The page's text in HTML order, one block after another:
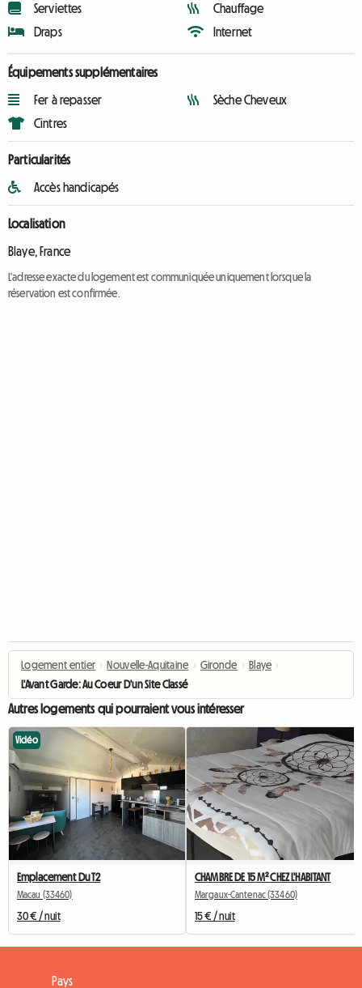
Serviettes
Draps
Chauffage
Internet
Équipements supplémentaires
Fer à repasser
Cintres
Sèche Cheveux
Particularités
Accès handicapés
Localisation
Blaye, France
L'adresse exacte du logement est communiquée uniquement lorsque la
réservation est confirmée.
Logement entier › Nouvelle-Aquitaine › Gironde › Blaye ›
L'Avant Garde: Au Coeur D'un Site Classé
Autres logements qui pourraient vous intéresser
Vidéo
Emplacement Du T2
Macau (33460)
30 € / nuit
CHAMBRE DE 15 M² CHEZ L'HABITANT
Margaux-Cantenac (33460)
15 € / nuit
Pays